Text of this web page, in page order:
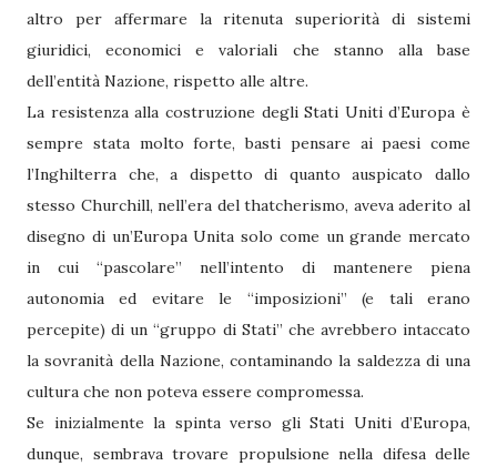
altro per affermare la ritenuta superiorità di sistemi
giuridici, economici e valoriali che stanno alla base
dell’entità Nazione, rispetto alle altre.
La resistenza alla costruzione degli Stati Uniti d’Europa è
sempre stata molto forte, basti pensare ai paesi come
l’Inghilterra che, a dispetto di quanto auspicato dallo
stesso Churchill, nell’era del thatcherismo, aveva aderito al
disegno di un’Europa Unita solo come un grande mercato
in cui “pascolare” nell’intento di mantenere piena
autonomia ed evitare le “imposizioni” (e tali erano
percepite) di un “gruppo di Stati” che avrebbero intaccato
la sovranità della Nazione, contaminando la saldezza di una
cultura che non poteva essere compromessa.
Se inizialmente la spinta verso gli Stati Uniti d’Europa,
dunque, sembrava trovare propulsione nella difesa delle